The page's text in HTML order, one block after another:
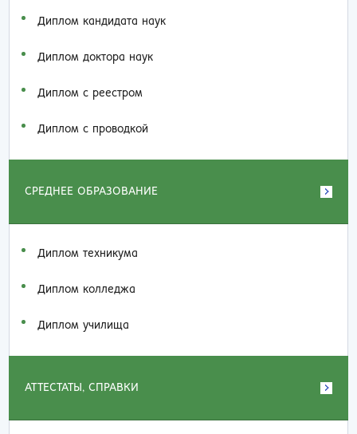
Диплом кандидата наук
Диплом доктора наук
Диплом с реестром
Диплом с проводкой
СРЕДНЕЕ ОБРАЗОВАНИЕ
Диплом техникума
Диплом колледжа
Диплом училища
АТТЕСТАТЫ, СПРАВКИ